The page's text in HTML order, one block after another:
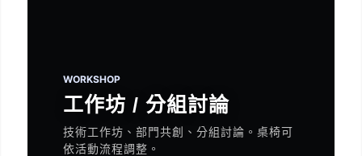
WORKSHOP
工作坊 / 分組討論
技術工作坊、部門共創、分組討論。桌椅可
依活動流程調整。